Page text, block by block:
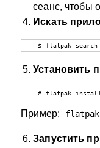
сеанс, чтобы
Искать
$ flatpak
Установить
# flatpak
Пример:
Запустить